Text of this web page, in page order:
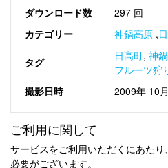
ダウンロード数
297 回
カテゴリー
神鍋高原 ,
タグ 日高町, 神
フルーツ狩
撮影日時
2009年 10
ご利用に関して
サービスをご利用いただくにあたり
必要がございます。